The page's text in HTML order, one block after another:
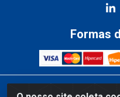
Formas
Fribel Comercio de